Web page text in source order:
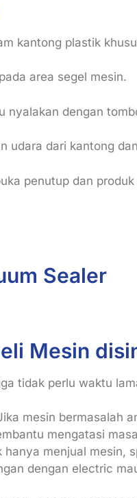
kantong plastik
area segel mesin.
nyalakan dengan
udara dari kantong
penutup dan
Sealer
Mesin
tidak perlu waktu
mesin bermasalah
mengatasi
hanya menjual mesin,
dengan electric